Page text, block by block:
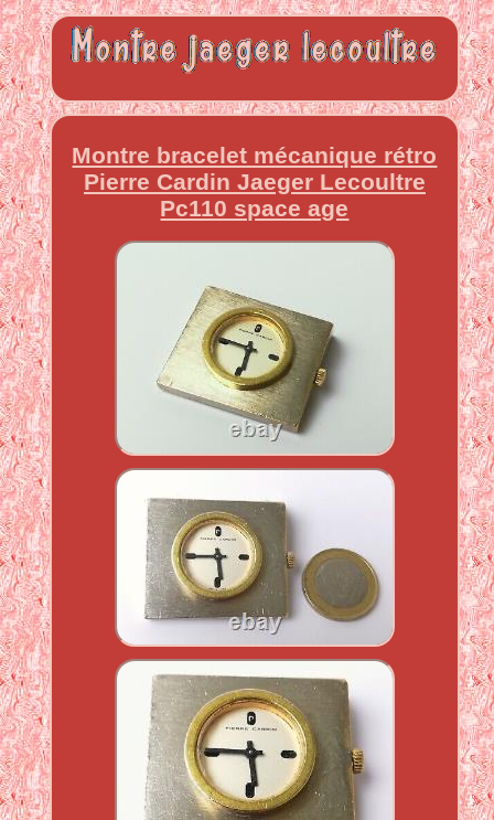
Montre bracelet mécanique rétro
Pierre Cardin Jaeger Lecoultre
Pc110 space age